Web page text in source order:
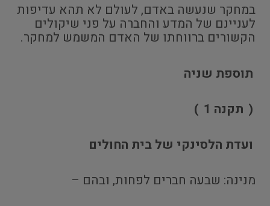
במחקר שנעשה באדם, לעולם לא תהא עדיפות
לעניינם של המדע והחברה על פני שיקולים
הקשורים ברווחתו של האדם המשמש למחקר.
תוספת שניה
( תקנה 1
)
ועדת הלסינקי של בית החולים
מנינה: שבעה חברים לפחות, ובהם –